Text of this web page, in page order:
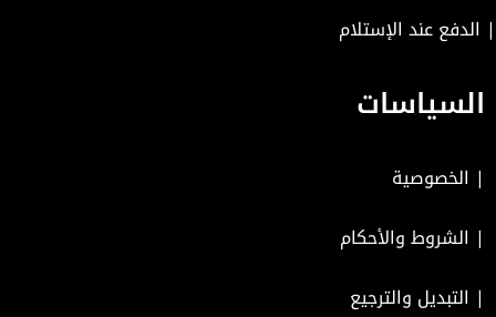
| الدفع عند الإستلام
السياسات
| الخصوصية
| الشروط والأحكام
| التبديل والترجيع